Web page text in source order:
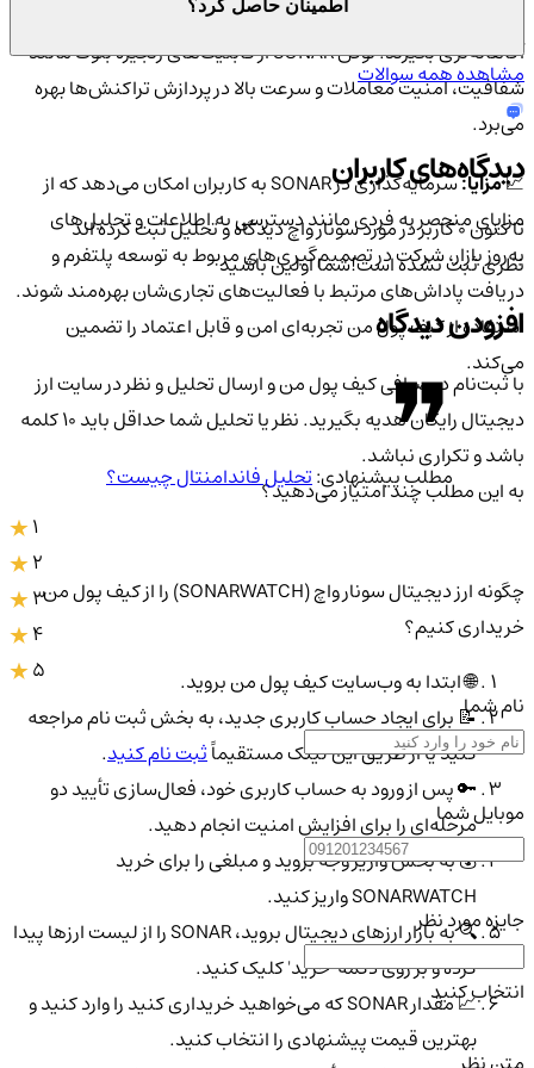
تا نوسانات بازار را به طور دقیق تحلیل کرده و تصمیمات سرمایه‌گذاری
آگاهانه‌تری بگیرند. توکن SONAR از قابلیت‌های زنجیره بلوک مانند
شفافیت، امنیت معاملات و سرعت بالا در پردازش تراکنش‌ها بهره
می‌برد.
📈مزایا:
سرمایه‌گذاری در SONAR به کاربران امکان می‌دهد که از
مزایای منحصر به فردی مانند دسترسی به اطلاعات و تحلیل‌های
به‌روز بازار، شرکت در تصمیم‌گیری‌های مربوط به توسعه پلتفرم و
دریافت پاداش‌های مرتبط با فعالیت‌های تجاری‌شان بهره‌مند شوند.
استفاده از کیف پول من تجربه‌ای امن و قابل اعتماد را تضمین
می‌کند.
مطلب پیشنهادی:تحلیل فاندامنتال چیست؟
چگونه ارز دیجیتال سونار واچ (SONARWATCH) را از کیف پول من
خریداری کنیم؟
🌐 ابتدا به وب‌سایت کیف پول من بروید.
📝 برای ایجاد حساب کاربری جدید، به بخش ثبت نام مراجعه
کنید یا از طریق این لینک مستقیماًثبت نام کنید.
🔑 پس از ورود به حساب کاربری خود، فعال‌سازی تأیید دو
مرحله‌ای را برای افزایش امنیت انجام دهید.
💰 به بخش واریز وجه بروید و مبلغی را برای خرید
SONARWATCH واریز کنید.
🔍 به بازار ارزهای دیجیتال بروید، SONAR را از لیست ارزها پیدا
کرده و بر روی دکمه 'خرید' کلیک کنید.
📈 مقدار SONAR که می‌خواهید خریداری کنید را وارد کنید و
بهترین قیمت پیشنهادی را انتخاب کنید.
اطمینان حاصل کرد؟
مشاهده همه سوالات
دیدگاه‌های کاربران
تا کنون 0 کاربر در مورد سونار واچدیدگاه و تحلیل ثبت کرده اند
نظری ثبت نشده است!شما اولین باشید
افزودن دیدگاه
با ثبت‌نام در صرافی کیف پول من و ارسال تحلیل و نظر در سایت ارز
دیجیتال رایگان هدیه بگیرید. نظر یا تحلیل شما حداقل باید ۱۰ کلمه
باشد و تکراری نباشد.
به این مطلب چند امتیاز می‌دهید؟
3
4
5
نام شما
موبایل شما
جایزه مورد نظر
انتخاب کنید